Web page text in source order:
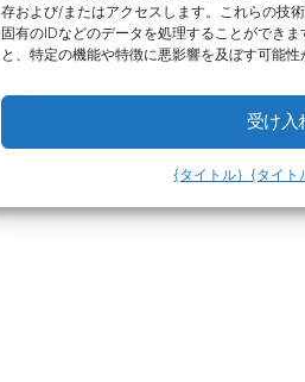
存および/またはアクセスします。これらの技
固有のIDなどのデータを処理することができ
と、特定の機能や特徴に悪影響を及ぼす可能性
受け入
{タイトル｝{タイト